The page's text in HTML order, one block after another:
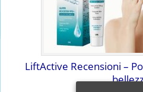
LiftActive Recensioni –